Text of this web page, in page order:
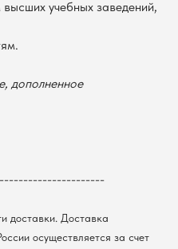
учебных заведений,
дополненное
доставки. Доставка
осуществляется за счет